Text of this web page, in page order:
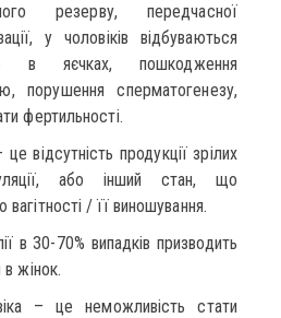
резерву, передчасної
у чоловіків відбуваються
в яєчках, пошкодження
порушення сперматогенезу,
фертильності.
відсутність продукції зрілих
або інший стан, що
/ її виношування.
в 30-70% випадків призводить
жінок.
– це неможливість стати